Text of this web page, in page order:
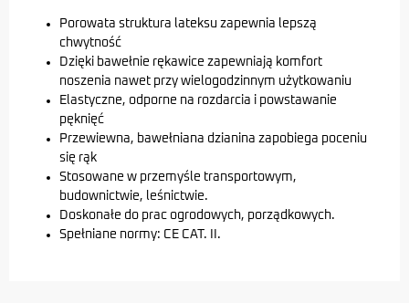
Porowata struktura lateksu zapewnia lepszą
chwytność
Dzięki bawełnie rękawice zapewniają komfort
noszenia nawet przy wielogodzinnym użytkowaniu
Elastyczne, odporne na rozdarcia i powstawanie
pęknięć
Przewiewna, bawełniana dzianina zapobiega poceniu
się rąk
Stosowane w przemyśle transportowym,
budownictwie, leśnictwie.
Doskonałe do prac ogrodowych, porządkowych.
Spełniane normy: CE CAT. II.